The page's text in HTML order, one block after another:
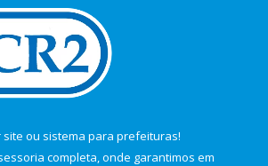
site ou sistema para prefeituras!
completa, onde garantimos em